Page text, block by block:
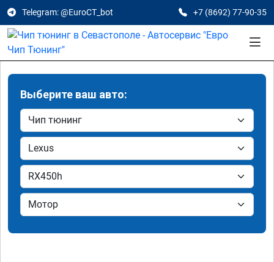
Telegram: @EuroCT_bot +7 (8692) 77-90-35
Выберите ваш авто: